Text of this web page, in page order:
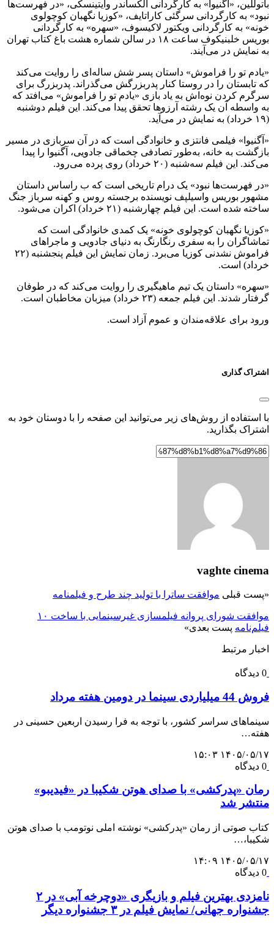
باتوللین، «آگنیوا» به کارگردانی الکساندر وایتینسکی، «در فهرست‌ها
نبود» به کارگردانی سرگئی کاراتایف، «کوزیا نگهبان کوچولوی
خونه» به کارگردانی ویکتور لاکیسوف، «سهره» به کارگردانی
بوریس خلبنیکوف ساعت ۱۸ در سالن شماره هشت باغ کتاب تهران
به نمایش در می‌آیند.
«یادم تو را فراموش» داستان پسر شش ساله‌ای را روایت می‌کند
که تابستان را در روستا کنار پدربزرگش می‌گذراند. پدربزرگ برای
سرگرم کردن نوه‌اش به یاد بازی «یادم تو را فراموش» می‌افتد که
به واسطه آن یک رشته آرزوها تحقق پیدا می‌کند. این فیلم دوشنبه
(۱۹ خرداد) به نمایش در می‌آید.
«آگنیوا» فیلمی فانتزی و خانوادگی است که در آن سربازی در مسیر
بازگشت به خانه، به‌طور تصادفی چخماقی جادویی، آگنیوا را پیدا
می‌کند. این فیلم سه‌شنبه (۲۰ خرداد) روی پرده می‌رود.
«در فهرست‌‎‌ها نبود» یک درام تاریخی است که ب راساس داستان
مشهور بوریس واسیلپف نویسنده برجسته روس و کهنه سرباز جنگ
ساخته شده است. این فیلم چهارشنبه (۲۱ خرداد) اکران می‌شود.
«کوزیا نگهبان کوچولوی خونه» یک کمدی خانوادگی است که
تماشاگران را به سفری رنگارنگ به دنیای جادویی و ماجراهای
فراموش نشدنی کوزیا می‌برد. زمان نمایش این فیلم
پنجشنبه (۲۲
خرداد) است.
«سهره» داستان یک تیم ماهیگیری را روایت می‌کند که در طوفان
گرفتار شدند. این فیلم جمعه (۲۳ خرداد) میزبان مخاطبان است.
ورود برای علاقه‌مندان و عموم آزاد است.
اشتراک گذاری
با استفاده از روش‌های زیر می‌توانید این صفحه را با دوستان خود به
اشتراک بگذارید.
vaghte cinema
«پست قبلی موافقت ساترا با تولید چند طرح و فیلمنامه
موافقت شورای پروانه فیلمسازی غیرسینمایی با ساخت ۱۰
فیلم‌نامه پست بعدی»
اخبار مرتبط
0 دیدگاه
فروش 44 میلیاردی سینما در دومین هفته مرداد
سینماهای سراسر کشور، با توجه به فرا رسیدن اربعین حسینی در
هفته‌…
۱۴۰۵/۰۵/۱۷ ۱۵:۰۳
0 دیدگاه
رمان «پدرکشی» با صدای هوتن شکیبا در «فیدیبو»
منتشر شد
کتاب صوتی از رمان «پدرکشی» نوشته املی نوتومب با صدای هوتن
شکیبا،…
۱۴۰۵/۰۵/۱۷ ۱۴:۰۹
0 دیدگاه
نامزدی بهترین فیلم و بازیگری «دوچرخه آبی» در ۲
جشنواره جهانی/ نمایش فیلم در ۳ جشنواره دیگر